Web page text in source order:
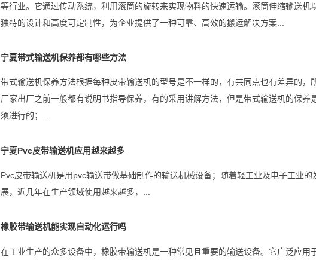
等行业。它通过传动系统，利用滚筒的旋转来实现物料的快速运输。滚筒伸缩输送机
独特的设计和高度可定制性，为企业提供了一种可靠、高效的搬运解决方案...
宁夏带式输送机保养都有哪些方法
带式输送机保养方法根据每种皮带输送机的型号是不一样的，有共同点也有差异的，
厂家出厂之前一般都有说明书指导保养，有的采用讲解方法，但是带式输送机的保养
须进行的；...
宁夏Pvc皮带输送机应用越来越多
Pvc皮带输送机是用pvc输送带做基础制作的输送机械设备；随着轻工业及电子工业的
展，近几年在生产领域使用越来越多，...
橡胶带输送机能实现自动化运行吗
在工业生产的众多设备中，橡胶带输送机是一种常见且重要的输送设备。它广泛应用